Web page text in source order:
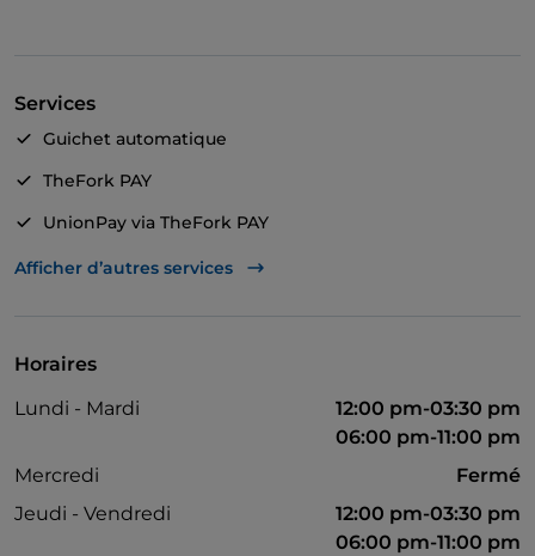
Services
Guichet automatique
TheFork PAY
UnionPay via TheFork PAY
On parle anglais
Afficher d’autres services
Horaires
Lundi - Mardi
12:00 pm-03:30 pm
06:00 pm-11:00 pm
Mercredi
Fermé
Jeudi - Vendredi
12:00 pm-03:30 pm
06:00 pm-11:00 pm